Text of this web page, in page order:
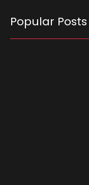
Popular Posts